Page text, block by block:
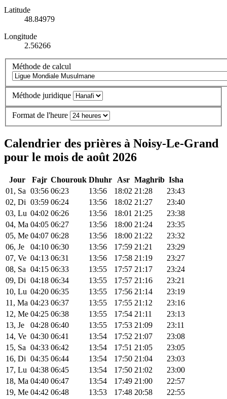
Latitude
48.84979
Longitude
2.56266
Méthode de calcul
Méthode juridique
Format de l'heure
Calendrier des prières à Noisy-Le-Grand
pour le mois de août 2026
Jour Fajr Chourouk Dhuhr Asr Maghrib Isha
01, Sa 03:56 06:23 13:56 18:02 21:28
23:43
02, Di 03:59 06:24 13:56 18:02 21:27
23:40
03, Lu 04:02 06:26 13:56 18:01 21:25
23:38
04, Ma 04:05 06:27 13:56 18:00 21:24
23:35
05, Me 04:07 06:28 13:56 18:00 21:22
23:32
06, Je
04:10 06:30 13:56 17:59 21:21
23:29
07, Ve 04:13 06:31 13:56 17:58 21:19
23:27
08, Sa 04:15 06:33 13:55 17:57 21:17
23:24
09, Di 04:18 06:34 13:55 17:57 21:16
23:21
10, Lu 04:20 06:35 13:55 17:56 21:14
23:19
11, Ma 04:23 06:37 13:55 17:55 21:12
23:16
12, Me 04:25 06:38 13:55 17:54 21:11
23:13
13, Je
04:28 06:40 13:55 17:53 21:09
23:11
14, Ve 04:30 06:41 13:54 17:52 21:07
23:08
15, Sa 04:33 06:42 13:54 17:51 21:05
23:05
16, Di 04:35 06:44 13:54 17:50 21:04
23:03
17, Lu 04:38 06:45 13:54 17:50 21:02
23:00
18, Ma 04:40 06:47 13:54 17:49 21:00
22:57
19, Me 04:42 06:48 13:53 17:48 20:58
22:55